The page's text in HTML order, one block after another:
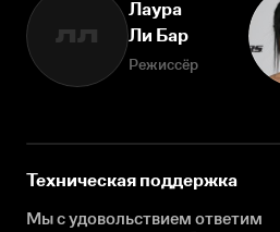
ЛЛ
Лаура
Ли Бар
Режиссёр
Техническая поддержка
Мы с удовольствием ответим